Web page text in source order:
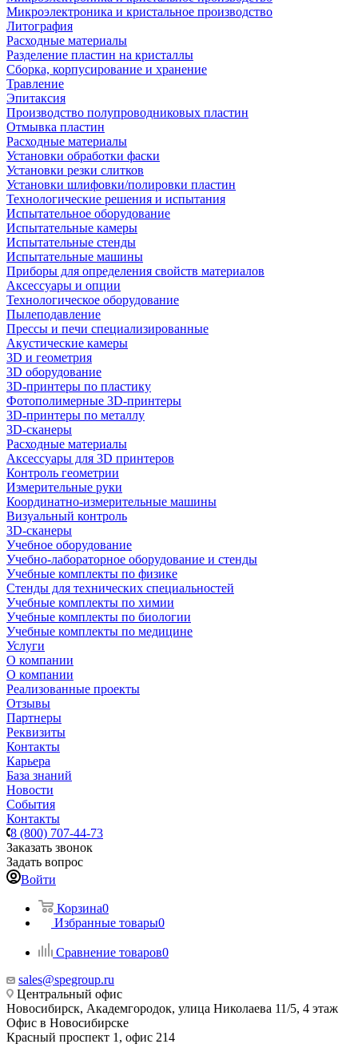
Микроэлектроника и кристальное производство
Литография
Расходные материалы
Разделение пластин на кристаллы
Сборка, корпусирование и хранение
Травление
Эпитаксия
Производство полупроводниковых пластин
Отмывка пластин
Расходные материалы
Установки обработки фаски
Установки резки слитков
Установки шлифовки/полировки пластин
Технологические решения и испытания
Испытательное оборудование
Испытательные камеры
Испытательные стенды
Испытательные машины
Приборы для определения свойств материалов
Аксессуары и опции
Технологическое оборудование
Пылеподавление
Прессы и печи специализированные
Акустические камеры
3D и геометрия
3D оборудование
3D-принтеры по пластику
Фотополимерные 3D-принтеры
3D-принтеры по металлу
3D-сканеры
Расходные материалы
Аксессуары для 3D принтеров
Контроль геометрии
Измерительные руки
Координатно-измерительные машины
Визуальный контроль
3D-сканеры
Учебное оборудование
Учебно-лабораторное оборудование и стенды
Учебные комплекты по физике
Стенды для технических специальностей
Учебные комплекты по химии
Учебные комплекты по биологии
Учебные комплекты по медицине
Услуги
О компании
О компании
Реализованные проекты
Отзывы
Партнеры
Реквизиты
Контакты
Карьера
База знаний
Новости
События
Контакты
8 (800) 707-44-73
Заказать звонок
Задать вопрос
Войти
Корзина0
Избранные товары0
Сравнение товаров0
sales@spegroup.ru
Центральный офис
Новосибирск, Академгородок, улица Николаева 11/5, 4 этаж
Офис в Новосибирске
Красный проспект 1, офис 214